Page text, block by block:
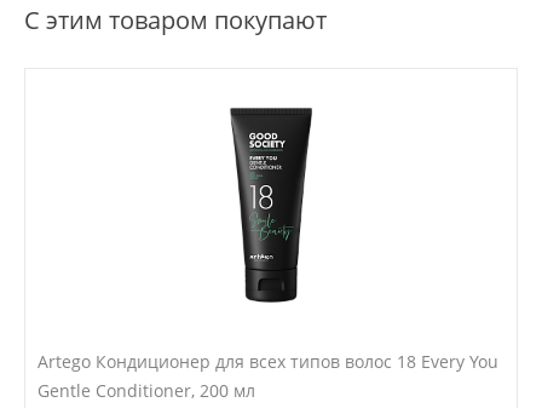
С этим товаром покупают
Artego Кондиционер для всех типов волос 18 Every You
Gentle Conditioner, 200 мл